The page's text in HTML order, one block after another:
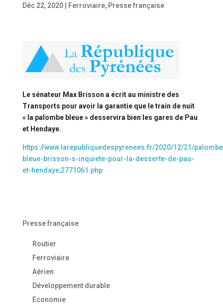
Déc 22, 2020| Ferroviaire, Presse française
Le sénateur Max Brisson a écrit au ministre des
Transports pour avoir la garantie que le train de nuit
« la palombe bleue » desservira bien les gares de Pau
et Hendaye.
https://www.larepubliquedespyrenees.fr/2020/12/21/
bleue-brisson-s-inquiete-pour-la-desserte-de-pau-
et-hendaye,2771061.php
Presse française
Routier
Ferroviaire
Aérien
Développement durable
Economie